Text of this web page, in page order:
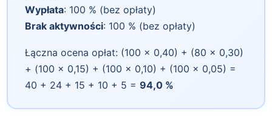
Wypłata: 100 % (bez opłaty)
Brak aktywności: 100 % (bez opłaty)
Łączna ocena opłat: (100 × 0,40) + (80 × 0,30)
+ (100 × 0,15) + (100 × 0,10) + (100 × 0,05) =
40 + 24 + 15 + 10 + 5 = 94,0 %